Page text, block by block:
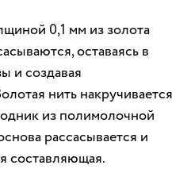
0,1 мм из золота
оставаясь в
и создавая
нить накручивается
из полимолочной
рассасывается и
составляющая.